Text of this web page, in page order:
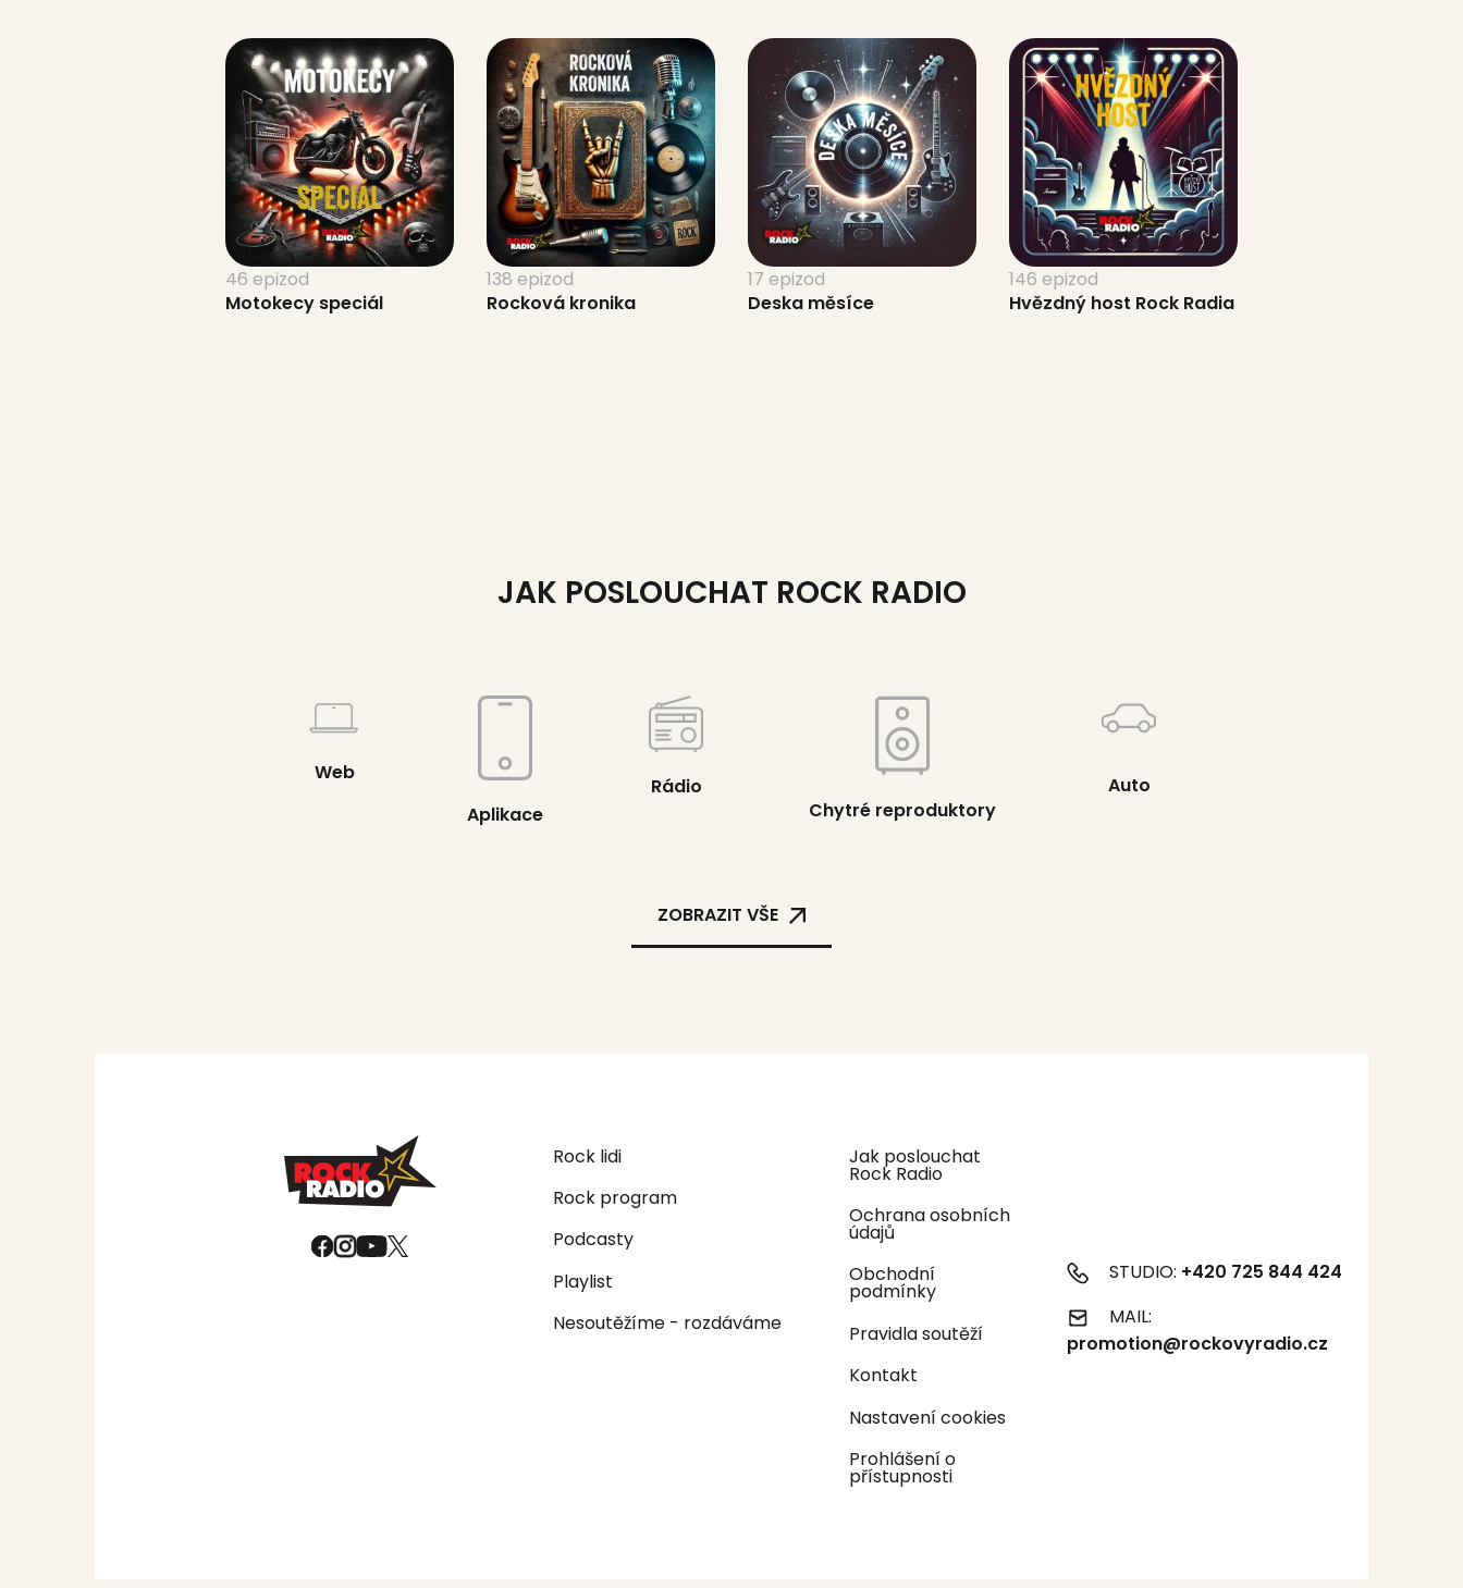
46 epizod
Motokecy speciál
138 epizod
Rocková kronika
17 epizod
Deska měsíce
146 epizod
Hvězdný host Rock Radia
JAK POSLOUCHAT ROCK RADIO
Web
Aplikace
Rádio
Chytré reproduktory
Auto
ZOBRAZIT VŠE
Rock lidi
Rock program
Podcasty
Playlist
Nesoutěžíme - rozdáváme
Jak poslouchat
Rock Radio
Ochrana osobních
údajů
Obchodní
podmínky
Pravidla soutěží
Kontakt
Nastavení cookies
Prohlášení o
přístupnosti
STUDIO: +420 725 844 424
MAIL:
promotion@rockovyradio.cz